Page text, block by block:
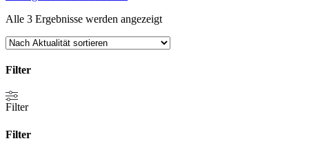
Alle 3 Ergebnisse werden angezeigtNach
sortiert
Filter
Filter
schließen
Filter
Filter